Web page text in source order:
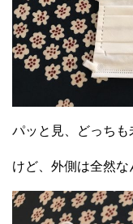
パッと見、どっち
けど、外側は全然